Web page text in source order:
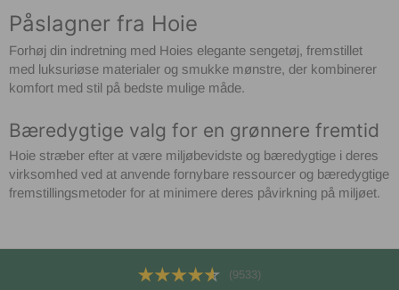
Påslagner fra Hoie
Forhøj din indretning med Hoies elegante sengetøj, fremstillet
med luksuriøse materialer og smukke mønstre, der kombinerer
komfort med stil på bedste mulige måde.
Bæredygtige valg for en grønnere fremtid
Hoie stræber efter at være miljøbevidste og bæredygtige i deres
virksomhed ved at anvende fornybare ressourcer og bæredygtige
fremstillingsmetoder for at minimere deres påvirkning på miljøet.
(9533)